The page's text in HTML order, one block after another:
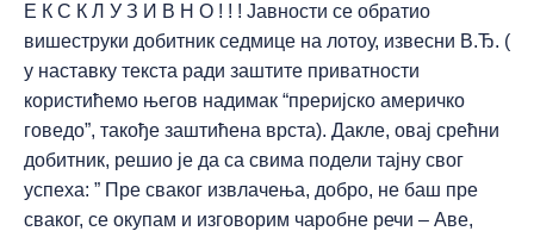
Е К С К Л У З И В Н О ! ! ! Јавности се обратио
вишеструки добитник седмице на лотоу, извесни В.Ђ. (
у наставку текста ради заштите приватности
користићемо његов надимак “преријско америчко
говедо”, такође заштићена врста). Дакле, овај срећни
добитник, решио је да са свима подели тајну свог
успеха: ” Пре сваког извлачења, добро, не баш пре
сваког, се окупам и изговорим чаробне речи – Аве,